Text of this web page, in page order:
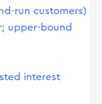
run customers)
upper-bound
interest